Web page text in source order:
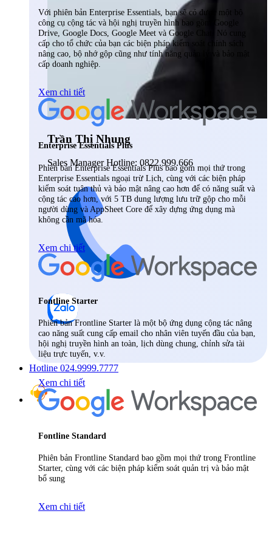
Trần Thị Nhung
Sales Manager Hotline: 0822.999.666
Hotline 024.9999.7777
Với phiên bản Enterprise Essentials, bạn sẽ có được một bộ
công cụ cộng tác và hội nghị truyền hình bao gồm Google
Drive, Google Docs, Google Meet và Google Chat. Nó cung
cấp cho tổ chức của bạn các biện pháp kiểm soát chính sách
nâng cao, bộ nhớ gộp cũng như tính năng quản lý và bảo mật
cấp doanh nghiệp.
Xem chi tiết
Enterprise Essentials Plus
Phiên bản Enterprise Essentials Plus bao gồm mọi thứ trong
Enterprise Essentials ngoại trừ Lịch, cùng với các biện pháp
kiểm soát tuân thủ và bảo mật nâng cao hơn để có năng suất và
cộng tác cao hơn, với 5 TB dung lượng lưu trữ gộp cho mỗi
người dùng và AppSheet Core để xây dựng ứng dụng mà
không cần mã hóa.
Xem chi tiết
Fontline Starter
Phiên bản Frontline Starter là một bộ ứng dụng cộng tác nâng
cao năng suất cung cấp email cho nhân viên tuyến đầu của bạn,
hội nghị truyền hình an toàn, lịch dùng chung, chỉnh sửa tài
liệu trực tuyến, v.v.
Xem chi tiết
Fontline Standard
Phiên bản Frontline Standard bao gồm mọi thứ trong Frontline
Starter, cùng với các biện pháp kiểm soát quản trị và bảo mật
bổ sung
Xem chi tiết